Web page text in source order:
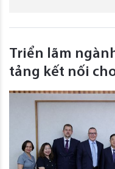
Triển lãm
tảng kết nối